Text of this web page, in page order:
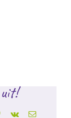
Pinterest
Vk
E-